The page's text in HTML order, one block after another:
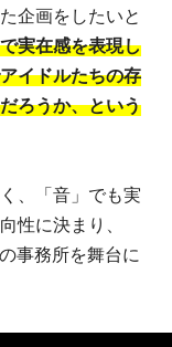
企画をしたいと
実在感を表現し
イドルたちの存
ろうか、という
、「音」でも実
性に決まり、
事務所を舞台に